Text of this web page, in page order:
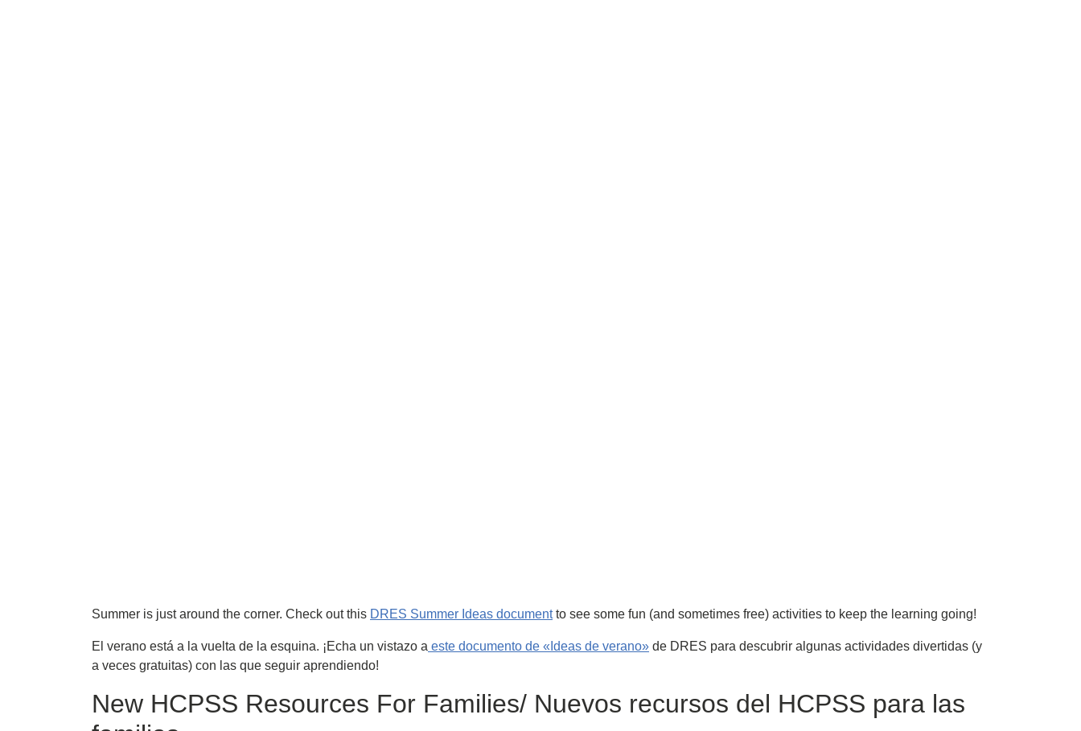
Summer is just around the corner. Check out this DRES Summer Ideas documentto see some fun (and sometimes free) activities to keep the learning going!
El verano está a la vuelta de la esquina. ¡Echa un vistazo a este documento de «Ideas de verano» de DRES para descubrir algunas actividades divertidas (y
a veces gratuitas) con las que seguir aprendiendo!
New HCPSS Resources For Families/ Nuevos recursos del HCPSS para las